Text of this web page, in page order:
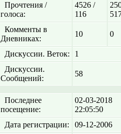
Прочтения /
голоса:
4526 /
116
Комменты в
Дневниках:
10 0
Дискуссии. Веток:
1
Дискуссии.
Сообщений:
58
Последнее
посещение:
02-03-2018
22:05:50
Дата регистрации:
09-12-2006